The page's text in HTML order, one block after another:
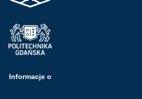
Informacje o